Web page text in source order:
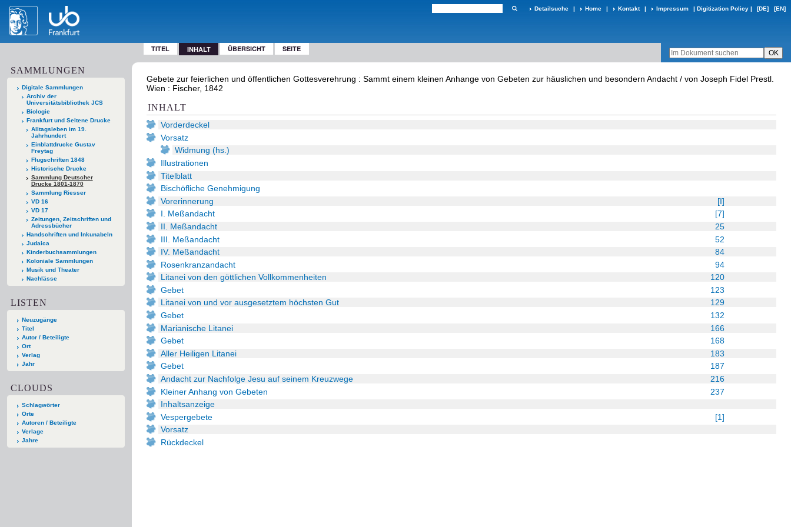
Detailsuche | Home | Kontakt | Impressum | Digitization Policy | [DE] [EN]
TITEL INHALT ÜBERSICHT SEITE
SAMMLUNGEN
Digitale Sammlungen
Archiv der
Universitätsbibliothek JCS
Biologie
Frankfurt und Seltene Drucke
Alltagsleben im 19.
Jahrhundert
Einblattdrucke Gustav
Freytag
Flugschriften 1848
Historische Drucke
Sammlung Deutscher
Drucke 1801-1870
Sammlung Riesser
VD 16
VD 17
Zeitungen, Zeitschriften und
Adressbücher
Handschriften und Inkunabeln
Judaica
Kinderbuchsammlungen
Koloniale Sammlungen
Musik und Theater
Nachlässe
LISTEN
Neuzugänge
Titel
Autor / Beteiligte
Ort
Verlag
Jahr
CLOUDS
Schlagwörter
Orte
Autoren / Beteiligte
Verlage
Jahre
Gebete zur feierlichen und öffentlichen Gottesverehrung : Sammt einem kleinen Anhange von Gebeten zur häuslichen und besondern Andacht / von Joseph Fidel Prestl.
Wien : Fischer, 1842
INHALT
Vorderdeckel
Vorsatz
Widmung (hs.)
Illustrationen
Titelblatt
Bischöfliche Genehmigung
[I]
Vorerinnerung
[7]
I. Meßandacht
25
II. Meßandacht
52
III. Meßandacht
84
IV. Meßandacht
94
Rosenkranzandacht
120
Litanei von den göttlichen Vollkommenheiten
123
Gebet
129
Litanei von und vor ausgesetztem höchsten Gut
132
Gebet
166
Marianische Litanei
168
Gebet
183
Aller Heiligen Litanei
187
Gebet
216
Andacht zur Nachfolge Jesu auf seinem Kreuzwege
237
Kleiner Anhang von Gebeten
Inhaltsanzeige
[1]
Vespergebete
Vorsatz
Rückdeckel